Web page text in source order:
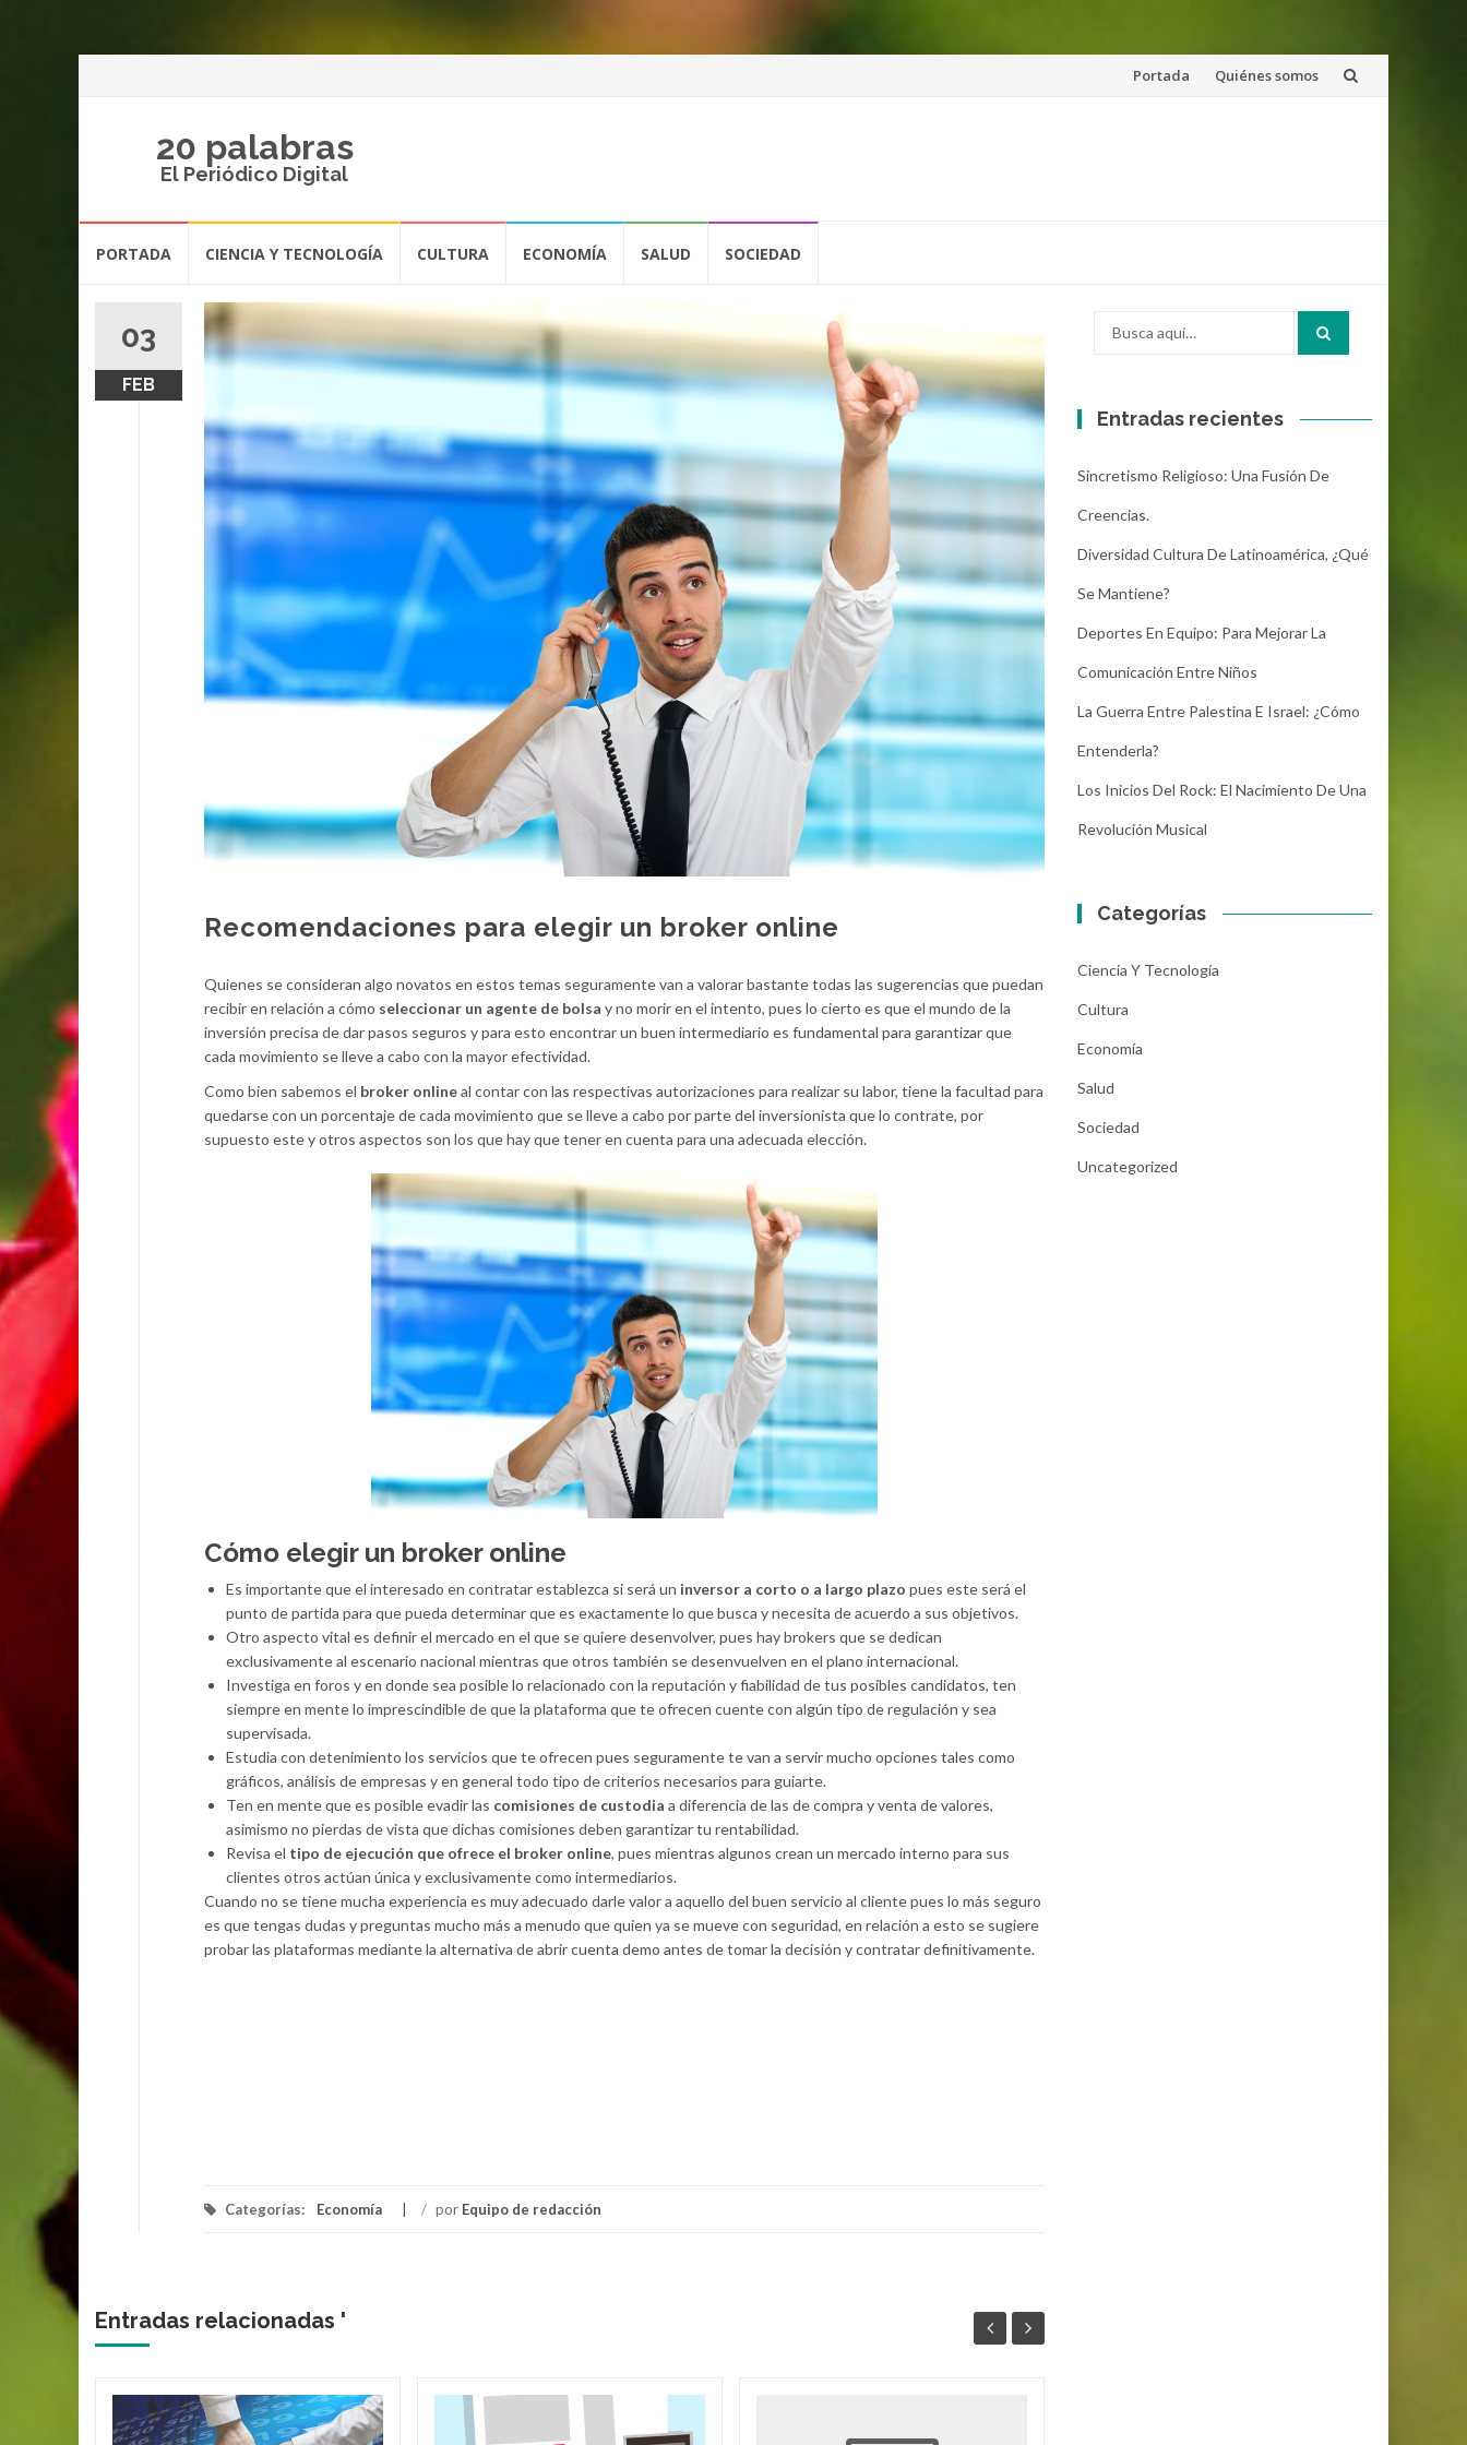
Saltar
Portada Quiénes somos
20 palabras
El Periódico Digital
PORTADA CIENCIA Y TECNOLOGÍA CULTURA ECONOMÍA SALUD SOCIEDAD
03
FEB
Recomendaciones para elegir un broker online
Quienes se consideran algo novatos en estos temas seguramente van a valorar bastante todas las sugerencias que puedan
recibir en relación a cómo seleccionar un agente de bolsa y no morir en el intento, pues lo cierto es que el mundo de la
inversión precisa de dar pasos seguros y para esto encontrar un buen intermediario es fundamental para garantizar que
cada movimiento se lleve a cabo con la mayor efectividad.
Como bien sabemos el broker onlineal contar con las respectivas autorizaciones para realizar su labor, tiene la facultad para
quedarse con un porcentaje de cada movimiento que se lleve a cabo por parte del inversionista que lo contrate, por
supuesto este y otros aspectos son los que hay que tener en cuenta para una adecuada elección.
Cómo elegir un broker online
Es importante que el interesado en contratar establezca si será un inversor a corto o a largo plazo pues este será el
punto de partida para que pueda determinar que es exactamente lo que busca y necesita de acuerdo a sus objetivos.
Otro aspecto vital es definir el mercado en el que se quiere desenvolver, pues hay brokers que se dedican
exclusivamente al escenario nacional mientras que otros también se desenvuelven en el plano internacional.
Investiga en foros y en donde sea posible lo relacionado con la reputación y fiabilidad de tus posibles candidatos, ten
siempre en mente lo imprescindible de que la plataforma que te ofrecen cuente con algún tipo de regulación y sea
supervisada.
Estudia con detenimiento los servicios que te ofrecen pues seguramente te van a servir mucho opciones tales como
gráficos, análisis de empresas y en general todo tipo de criterios necesarios para guiarte.
Ten en mente que es posible evadir las comisiones de custodia a diferencia de las de compra y venta de valores,
asimismo no pierdas de vista que dichas comisiones deben garantizar tu rentabilidad.
Revisa el tipo de ejecución que ofrece el broker online, pues mientras algunos crean un mercado interno para sus
clientes otros actúan única y exclusivamente como intermediarios.
Cuando no se tiene mucha experiencia es muy adecuado darle valor a aquello del buen servicio al cliente pues lo más seguro
es que tengas dudas y preguntas mucho más a menudo que quien ya se mueve con seguridad, en relación a esto se sugiere
probar las plataformas mediante la alternativa de abrir cuenta demo antes de tomar la decisión y contratar definitivamente.
Categorías: Economía / por Equipo de redacción
Entradas relacionadas '
Entradas recientes
Sincretismo Religioso: Una Fusión De
Creencias.
Diversidad Cultura De Latinoamérica, ¿Qué
Se Mantiene?
Deportes En Equipo: Para Mejorar La
Comunicación Entre Niños
La Guerra Entre Palestina E Israel: ¿Cómo
Entenderla?
Los Inicios Del Rock: El Nacimiento De Una
Revolución Musical
Categorías
Ciencia Y Tecnología
Cultura
Economía
Salud
Sociedad
Uncategorized